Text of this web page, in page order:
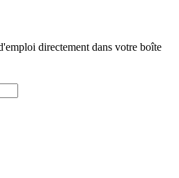
directement dans votre boîte